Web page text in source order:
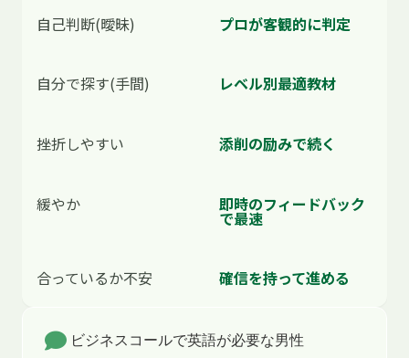
の懸念が出たら、いつでも相談してください。
自己判断(曖昧) プロが客観的に判定
自分で探す(手間) レベル別最適教材
挫折しやすい 添削の励みで続く
緩やか 即時のフィードバック
で最速
合っているか不安 確信を持って進める
ビジネスコールで英語が必要な男性